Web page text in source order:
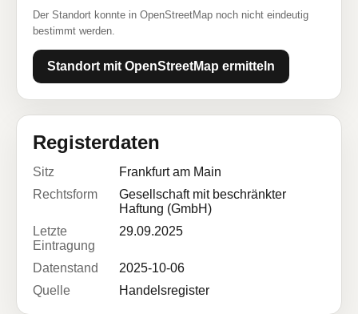
Der Standort konnte in OpenStreetMap noch nicht eindeutig
bestimmt werden.
Standort mit OpenStreetMap ermitteln
Registerdaten
Sitz
Frankfurt am Main
Rechtsform
Gesellschaft mit beschränkter
Haftung (GmbH)
Letzte
Eintragung
29.09.2025
Datenstand
2025-10-06
Quelle
Handelsregister